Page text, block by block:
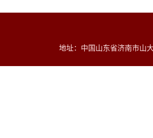
地址：中国山东省济南市山